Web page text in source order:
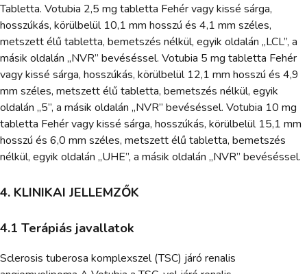
Tabletta. Votubia 2,5 mg tabletta Fehér vagy kissé sárga,
hosszúkás, körülbelül 10,1 mm hosszú és 4,1 mm széles,
metszett élű tabletta, bemetszés nélkül, egyik oldalán „LCL”, a
másik oldalán „NVR” bevéséssel. Votubia 5 mg tabletta Fehér
vagy kissé sárga, hosszúkás, körülbelül 12,1 mm hosszú és 4,9
mm széles, metszett élű tabletta, bemetszés nélkül, egyik
oldalán „5”, a másik oldalán „NVR” bevéséssel. Votubia 10 mg
tabletta Fehér vagy kissé sárga, hosszúkás, körülbelül 15,1 mm
hosszú és 6,0 mm széles, metszett élű tabletta, bemetszés
nélkül, egyik oldalán „UHE”, a másik oldalán „NVR” bevéséssel.
4. KLINIKAI JELLEMZŐK
4.1 Terápiás javallatok
Sclerosis tuberosa komplexszel (TSC) járó renalis